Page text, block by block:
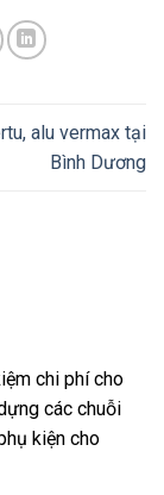
chi phí cho
các chuỗi
kiện cho
alu vermax tại
Bình Dương